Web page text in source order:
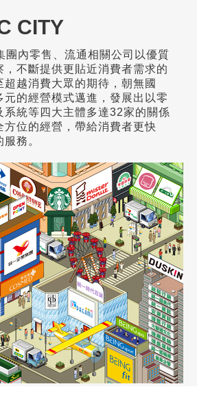
CITY
團內零售、流通相關公司以優質
，不斷提供更貼近消費者需求的
超越消費大眾的期待，朝無國
元的經營模式邁進，發展出以零
系統等四大主體多達32家的關係
方位的經營，帶給消費者更快
務。